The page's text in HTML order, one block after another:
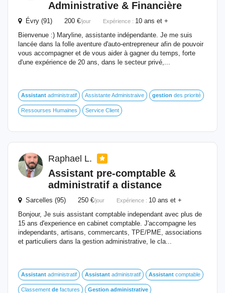
Administrative & Financière
Évry (91) 200 €/jour Expérience : 10 ans et +
Bienvenue :) Maryline, assistante indépendante. Je me suis
lancée dans la folle aventure d'auto-entrepreneur afin de pouvoir
vous accompagner et de vous aider à gagner du temps, forte
d'une expérience de 20 ans, dans le secteur privé,...
Assistant administratif Assistante Administraive gestion des priorité
Ressourses Humaines Service Client
Raphael L.
Assistant pre-comptable &
administratif a distance
Sarcelles (95) 250 €/jour Expérience : 10 ans et +
Bonjour, Je suis assistant comptable independant avec plus de
15 ans d'experience en cabinet comptable. J'accompagne les
independants, artisans, commercants, TPE/PME, associations
et particuliers dans la gestion administrative, le cla...
Assistant administratif Assistant administratif Assistant comptable
Classement de factures Gestion administrative